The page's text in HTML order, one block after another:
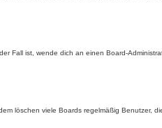
Fall ist, wende dich an einen Board-
löschen viele Boards regelmäßig Benutzer,